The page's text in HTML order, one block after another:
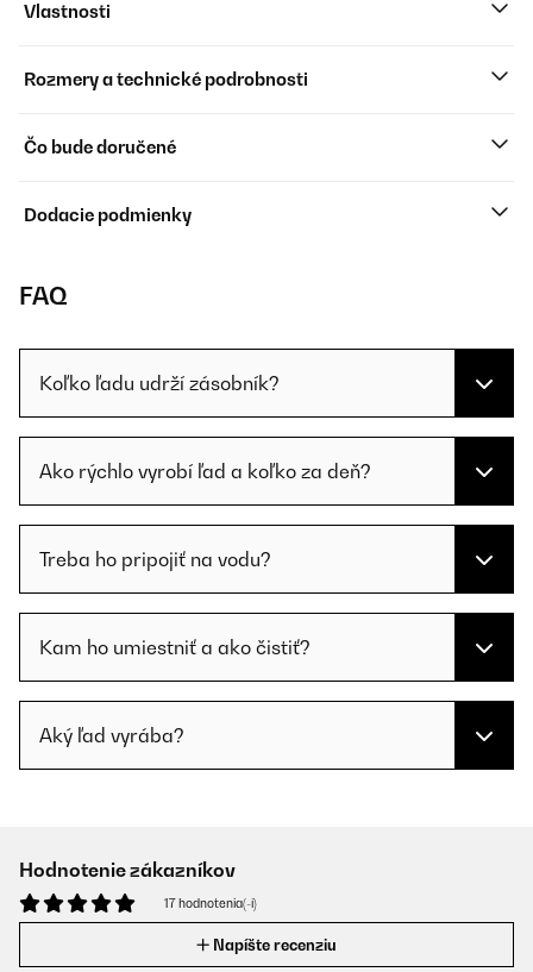
Vlastnosti
Rozmery a technické podrobnosti
Čo bude doručené
Dodacie podmienky
FAQ
Koľko ľadu udrží zásobník?
Ako rýchlo vyrobí ľad a koľko za deň?
Treba ho pripojiť na vodu?
Kam ho umiestniť a ako čistiť?
Aký ľad vyrába?
Hodnotenie zákazníkov
17 hodnotenia(-í)
Napíšte recenziu